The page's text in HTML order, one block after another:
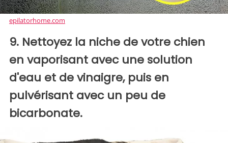
epilatorhome.com
9. Nettoyez la niche de votre chien
en vaporisant avec une solution
d'eau et de vinaigre, puis en
pulvérisant avec un peu de
bicarbonate.